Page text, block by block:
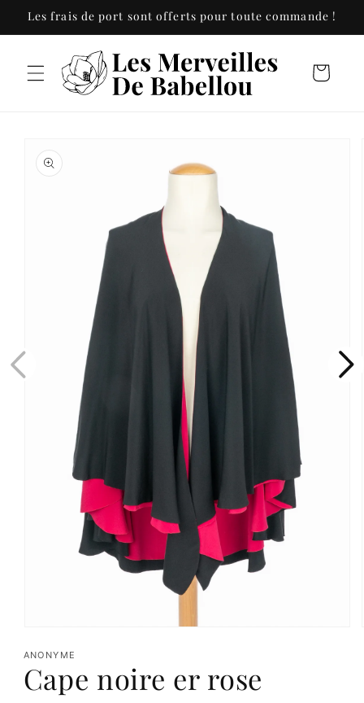
passer
au
Les frais de port sont offerts pour toute commande !
Panier
informations
produits
le
média
1
ANONYME
Cape noire er rose